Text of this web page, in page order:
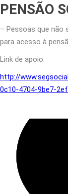
PENSÃO
– Pessoas que não
para acesso à
Link de apoio:
http://
0c10-4704-9be7-